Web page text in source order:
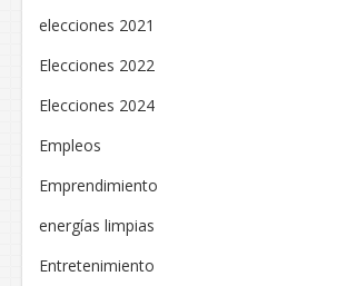
elecciones 2021
Elecciones 2022
Elecciones 2024
Empleos
Emprendimiento
energías limpias
Entretenimiento